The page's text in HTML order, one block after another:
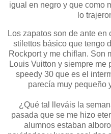
igual en negro y que como
lo
Los zapatos son de ante
stilettos básico que tengo
Rockport y me chiflan. Son
Louis Vuitton y siempre me
speedy 30 que es el
parecía muy pequeño
¿Qué tal lleváis la
pasada que se me hizo
alumnos estaban